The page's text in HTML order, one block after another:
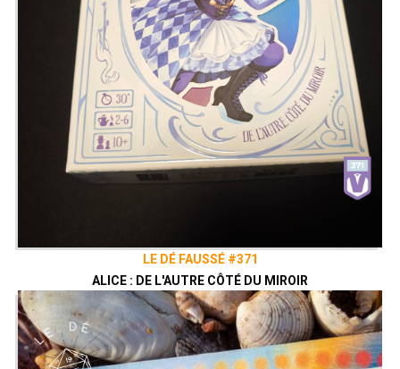
LE DÉ FAUSSÉ #371
ALICE : DE L'AUTRE CÔTÉ DU MIROIR